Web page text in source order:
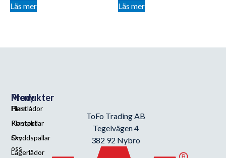
Läs mer Läs mer
Meny
Hem
Kontakt
Om
oss
Produkter
Plastlådor
Plastpallar
Skyddspallar
Lagerlådor
ToFo Trading AB
Tegelvägen 4
382 92 Nybro